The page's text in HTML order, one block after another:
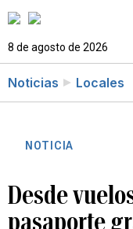
8 de agosto de 2026
Noticias Locales
NOTICIA
Desde
pasaporte